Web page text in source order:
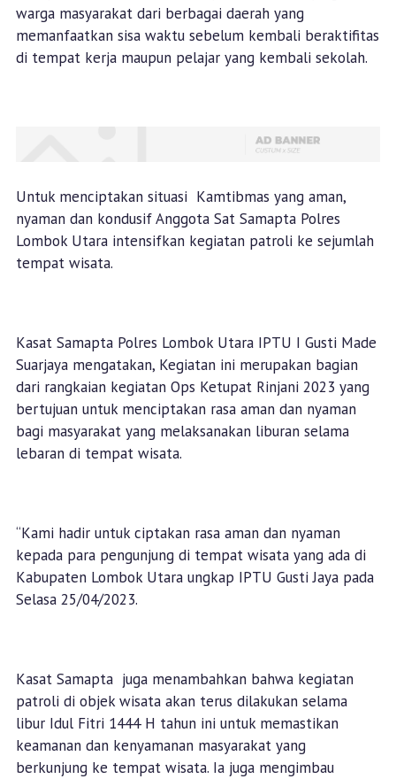
warga masyarakat dari berbagai daerah yang
memanfaatkan sisa waktu sebelum kembali beraktifitas
di tempat kerja maupun pelajar yang kembali sekolah.
Untuk menciptakan situasi Kamtibmas yang aman,
nyaman dan kondusif Anggota Sat Samapta Polres
Lombok Utara intensifkan kegiatan patroli ke sejumlah
tempat wisata.
Kasat Samapta Polres Lombok Utara IPTU I Gusti Made
Suarjaya mengatakan, Kegiatan ini merupakan bagian
dari rangkaian kegiatan Ops Ketupat Rinjani 2023 yang
bertujuan untuk menciptakan rasa aman dan nyaman
bagi masyarakat yang melaksanakan liburan selama
lebaran di tempat wisata.
“Kami hadir untuk ciptakan rasa aman dan nyaman
kepada para pengunjung di tempat wisata yang ada di
Kabupaten Lombok Utara ungkap IPTU Gusti Jaya pada
Selasa 25/04/2023.
Kasat Samapta juga menambahkan bahwa kegiatan
patroli di objek wisata akan terus dilakukan selama
libur Idul Fitri 1444 H tahun ini untuk memastikan
keamanan dan kenyamanan masyarakat yang
berkunjung ke tempat wisata. Ia juga mengimbau